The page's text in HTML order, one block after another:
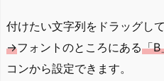
付けたい文字列をドラッグして
→フォントのところにある「B
コンから設定できます。